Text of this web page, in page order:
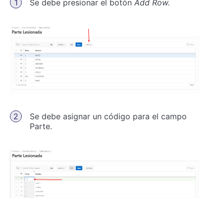
Se debe presionar el botón Add Row.
Se debe asignar un código para el campo
Parte.